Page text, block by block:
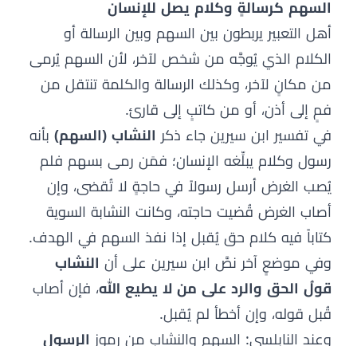
السهم كرسالةٍ وكلام يصل للإنسان
أهل التعبير يربطون بين السهم وبين الرسالة أو
الكلام الذي يُوجَّه من شخص لآخر، لأن السهم يُرمى
من مكانٍ لآخر، وكذلك الرسالة والكلمة تنتقل من
فمٍ إلى أذن، أو من كاتبٍ إلى قارئ.
في تفسير ابن سيرين جاء ذكر النشاب (السهم) بأنه
رسول وكلام يبلِّغه الإنسان؛ فمَن رمى بسهم فلم
يُصب الغرض أرسل رسولاً في حاجةٍ لا تُقضى، وإن
أصاب الغرض قُضيت حاجته، وكانت النشابة السوية
كتاباً فيه كلام حق يُقبل إذا نفذ السهم في الهدف.
وفي موضعٍ آخر نصَّ ابن سيرين على أن النشاب
قولُ الحق والرد على من لا يطيع الله، فإن أصاب
قُبل قوله، وإن أخطأ لم يُقبل.
وعند النابلسي: السهم والنشاب من رموز الرسول